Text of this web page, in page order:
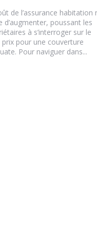
de l’assurance habitation
d’augmenter, poussant les
à s’interroger sur le
prix pour une couverture
Pour naviguer dans...